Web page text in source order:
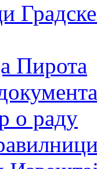
Пирота
о раду